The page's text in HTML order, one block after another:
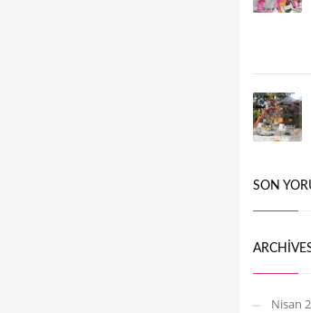
SON
Nisan